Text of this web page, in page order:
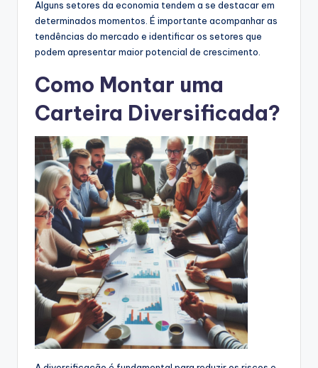
Alguns setores da economia tendem a se destacar em
determinados momentos. É importante acompanhar as
tendências do mercado e identificar os setores que
podem apresentar maior potencial de crescimento.
Como Montar uma
Carteira Diversificada?